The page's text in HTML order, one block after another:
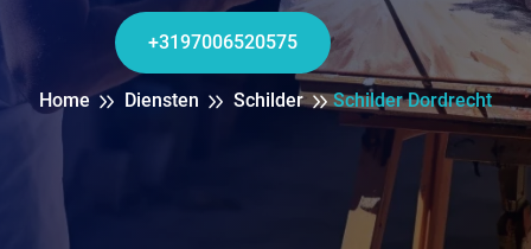
+3197006520575
Home Diensten Schilder Schilder Dordrecht